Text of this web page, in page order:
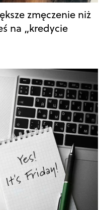
zmęczenie niż
na „kredycie